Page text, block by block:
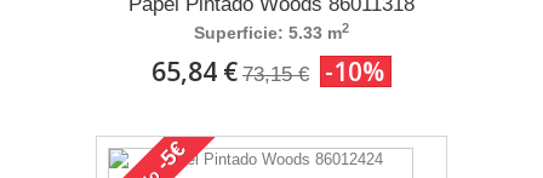
Superficie: 5.33 m2
65,84 € 73,15 € -10%
-5€